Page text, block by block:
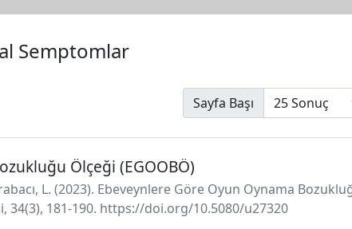
Semptomlar
Sayfa Başı
Ölçeği (EGOOBÖ)
L. (2023). Ebeveynlere Göre Oyun Oynama
34(3), 181-190. https://doi.org/10.5080/u27320